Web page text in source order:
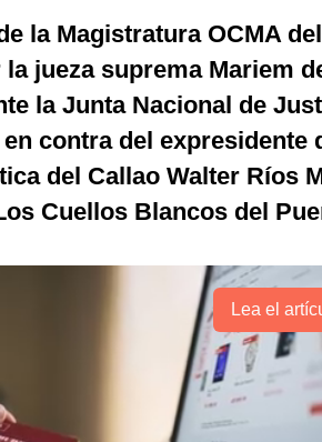
la Magistratura OCMA
jueza suprema Mariem
la Junta Nacional de
contra del expresidente
del Callao Walter Ríos
Cuellos Blancos del
Lea el